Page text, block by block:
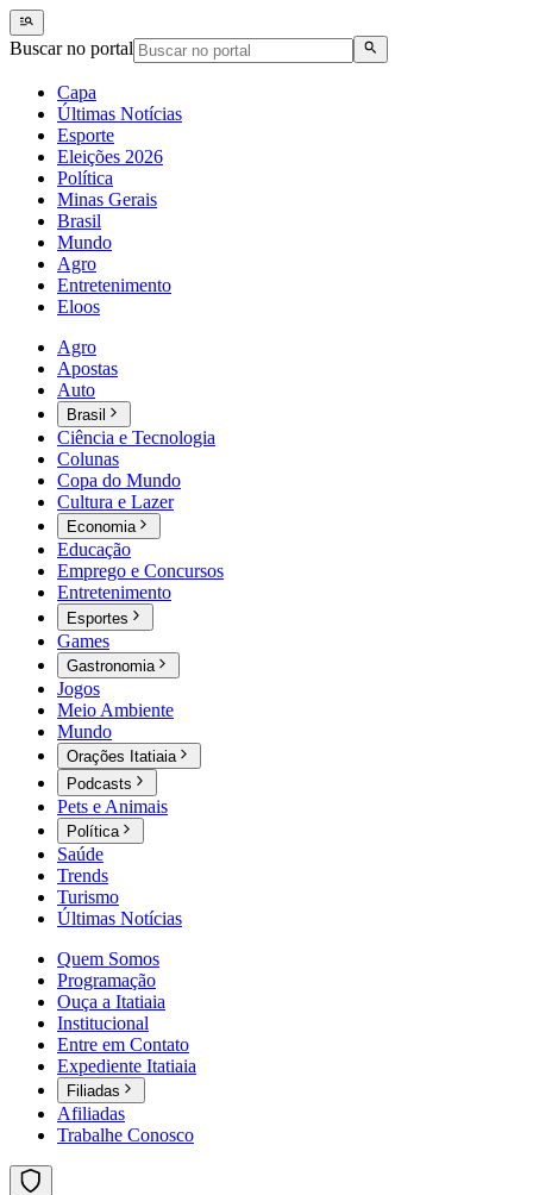
Buscar no portal
Capa
Últimas Notícias
Esporte
Eleições 2026
Política
Minas Gerais
Brasil
Mundo
Agro
Entretenimento
Eloos
Agro
Apostas
Auto
Brasil
Ciência e Tecnologia
Colunas
Copa do Mundo
Cultura e Lazer
Economia
Educação
Emprego e Concursos
Entretenimento
Esportes
Games
Gastronomia
Jogos
Meio Ambiente
Mundo
Orações Itatiaia
Podcasts
Pets e Animais
Política
Saúde
Trends
Turismo
Últimas Notícias
Quem Somos
Programação
Ouça a Itatiaia
Institucional
Entre em Contato
Expediente Itatiaia
Filiadas
Afiliadas
Trabalhe Conosco